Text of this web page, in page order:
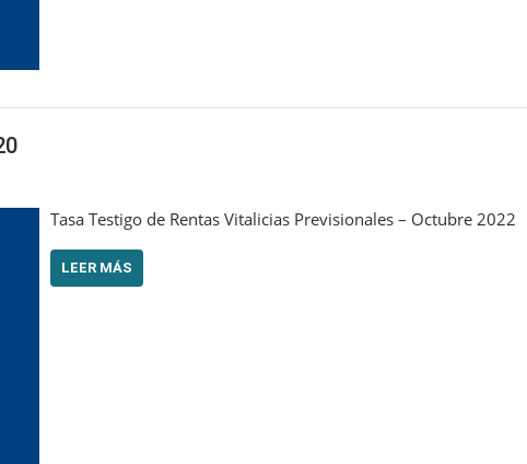
Tasa Testigo de Rentas Vitalicias Previsionales – Octubre 2022
LEER MÁS